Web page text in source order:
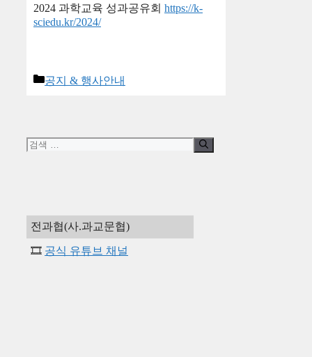
2024 과학교육 성과공유회 https://k-
sciedu.kr/2024/
카
공지 & 행사안내
검
전과협(사.과교문협)
🎞️ 공식 유튜브 채널